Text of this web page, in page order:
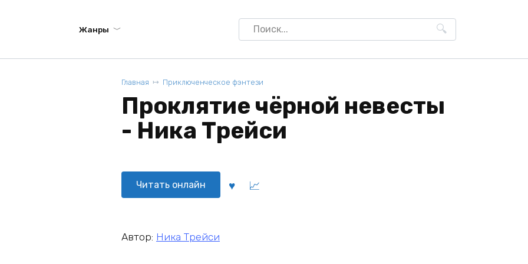
Жанры
Search
for:
Главная Приключенческое фэнтези
Проклятие чёрной невесты
- Ника Трейси
Читать онлайн
Автор: Ника Трейси